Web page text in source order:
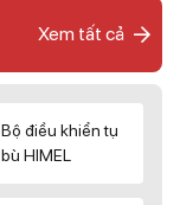
Xem tất cả
Bộ điều khiển tụ
bù HIMEL